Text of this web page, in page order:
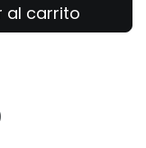
al carrito